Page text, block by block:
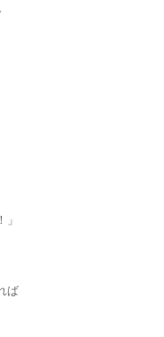
ば